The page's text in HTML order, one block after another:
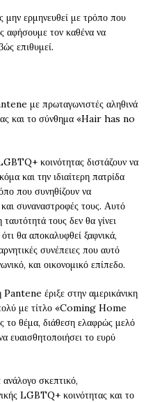
ερμηνευθεί με τρόπο που
αφήσουμε τον καθένα να
επιθυμεί.
με πρωταγωνιστές αληθινά
και το σύνθημα «Hair has no
κοινότητας διστάζουν να
και την ιδιαίτερη πατρίδα
που συνηθίζουν να
και συναναστροφές τους. Αυτό
τους δεν θα γίνει
θα αποκαλυφθεί ξαφνικά,
συνέπειες που αυτό
και οικονομικό επίπεδο.
έριξε στην αμερικάνικη
με τίτλο «Coming Home
θέμα, διάθεση ελαφρώς μελό
ευαισθητοποιήσει το ευρύ
σκεπτικό,
LGBTQ+ κοινότητας και το